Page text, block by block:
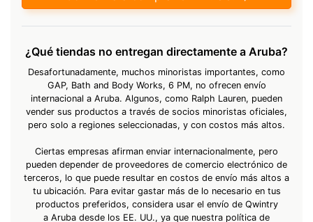
¿Qué tiendas no entregan directamente a Aruba?
Desafortunadamente, muchos minoristas importantes, como
GAP, Bath and Body Works, 6 PM, no ofrecen envío
internacional a Aruba. Algunos, como Ralph Lauren, pueden
vender sus productos a través de socios minoristas oficiales,
pero solo a regiones seleccionadas, y con costos más altos.
Ciertas empresas afirman enviar internacionalmente, pero
pueden depender de proveedores de comercio electrónico de
terceros, lo que puede resultar en costos de envío más altos a
tu ubicación. Para evitar gastar más de lo necesario en tus
productos preferidos, considera usar el envío de Qwintry
a Aruba desde los EE. UU., ya que nuestra política de